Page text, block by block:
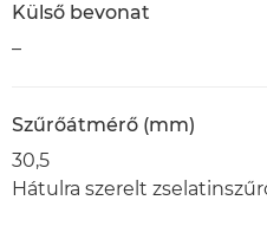
Külső bevonat
–
Szűrőátmérő (mm)
30,5
Hátulra szerelt